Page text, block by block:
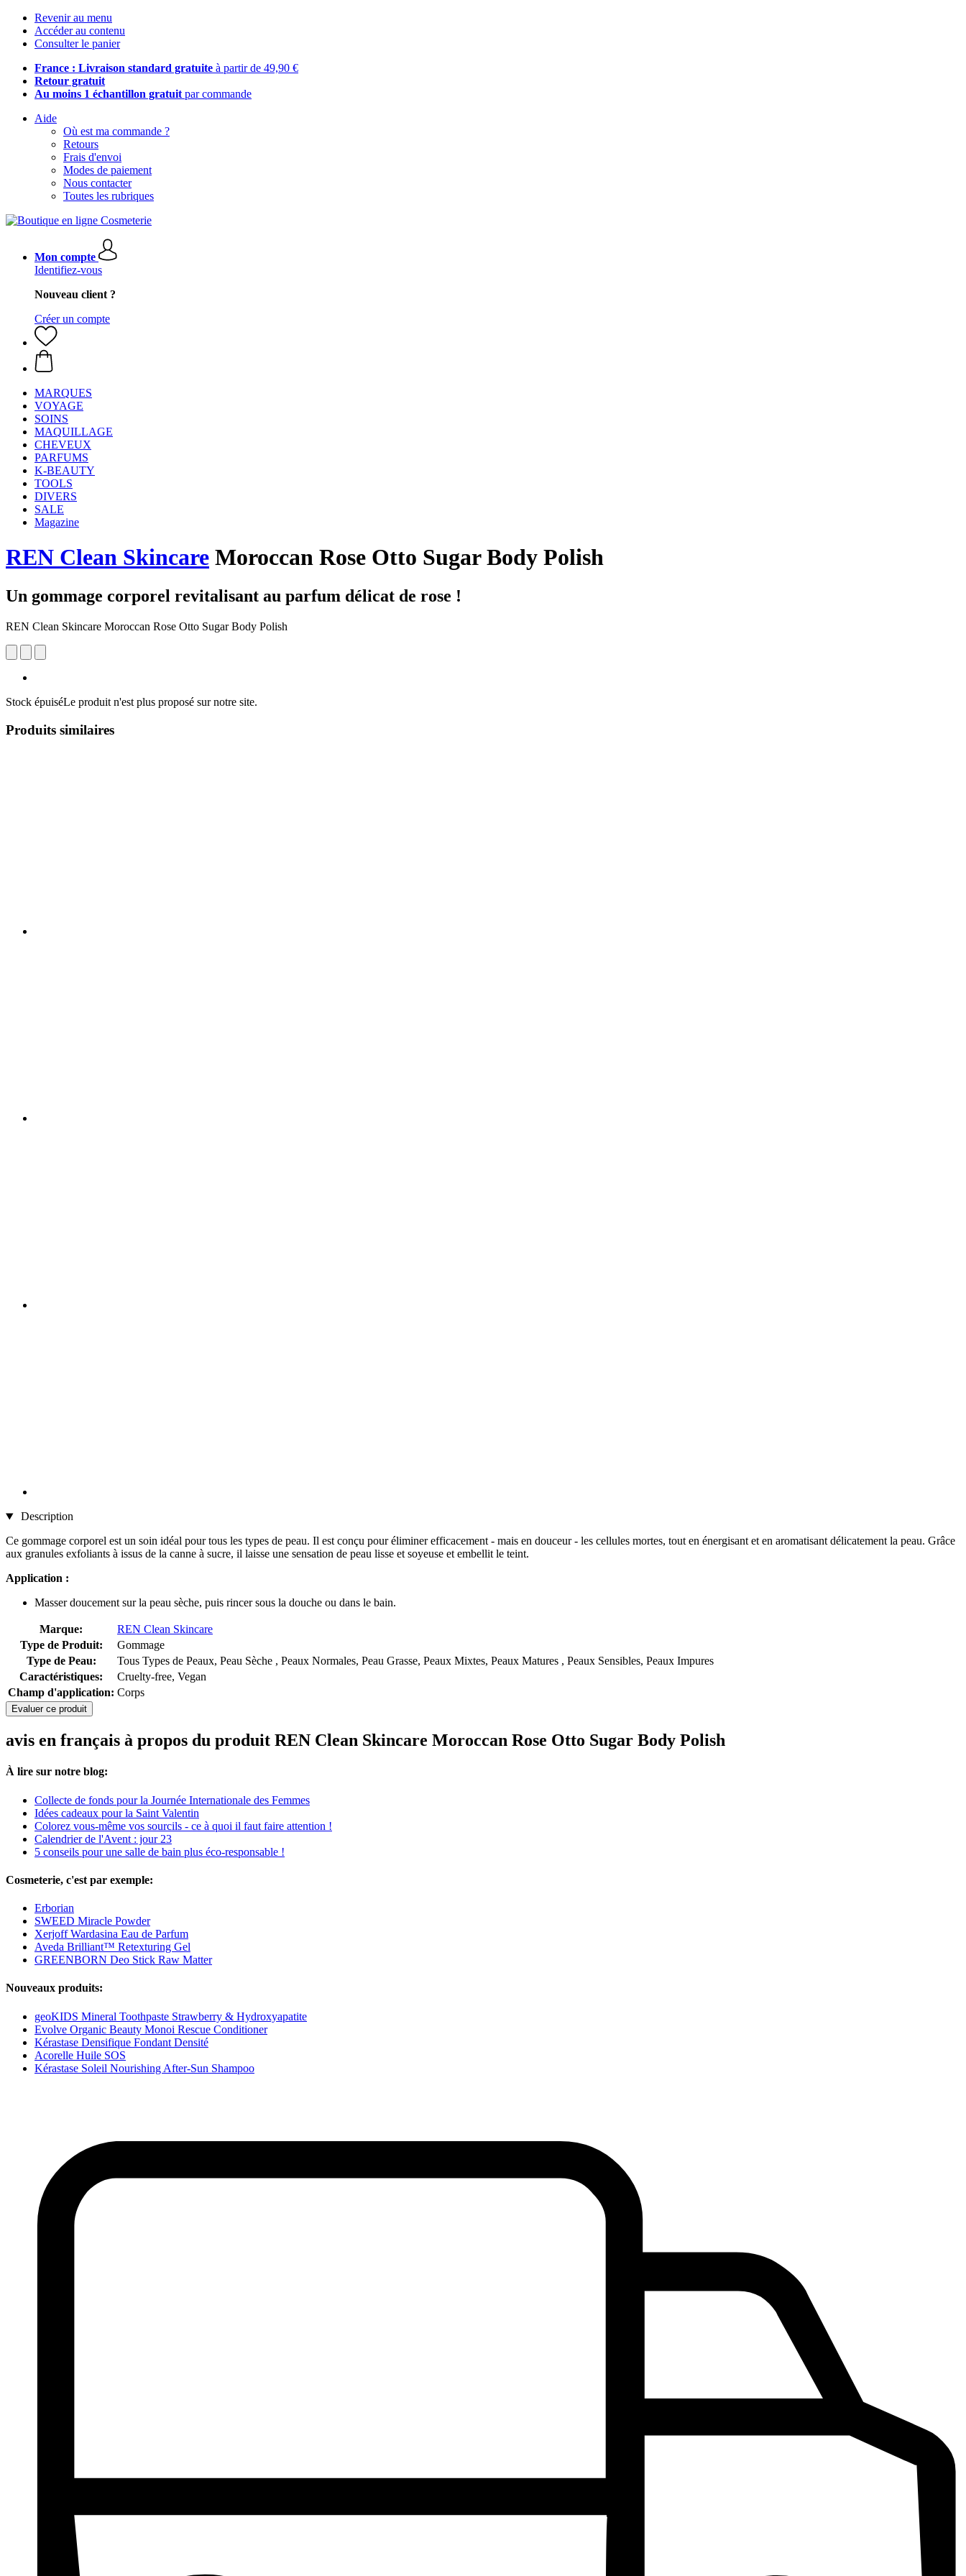
Revenir au menu
Accéder au contenu
Consulter le panier
France : Livraison standard gratuite à partir de 49,90 €
Retour gratuit
Au moins 1 échantillon gratuit par commande
Aide
Où est ma commande ?
Retours
Frais d'envoi
Modes de paiement
Nous contacter
Toutes les rubriques
Mon compte
Identifiez-vous
Nouveau client ?
Créer un compte
MARQUES
VOYAGE
SOINS
MAQUILLAGE
CHEVEUX
PARFUMS
K-BEAUTY
TOOLS
DIVERS
SALE
Magazine
REN Clean Skincare Moroccan Rose Otto Sugar Body Polish
Un gommage corporel revitalisant au parfum délicat de rose !
REN Clean Skincare Moroccan Rose Otto Sugar Body Polish
Stock épuiséLe produit n'est plus proposé sur notre site.
Produits similaires
Description
Ce gommage corporel est un soin idéal pour tous les types de peau. Il est conçu pour éliminer efficacement - mais en douceur - les cellules mortes, tout en énergisant et en aromatisant délicatement la peau. Grâce
aux granules exfoliants à issus de la canne à sucre, il laisse une sensation de peau lisse et soyeuse et embellit le teint.
Application :
Masser doucement sur la peau sèche, puis rincer sous la douche ou dans le bain.
Marque:
REN Clean Skincare
Type de Produit:
Gommage
Type de Peau:
Tous Types de Peaux, Peau Sèche , Peaux Normales, Peau Grasse, Peaux Mixtes, Peaux Matures , Peaux Sensibles, Peaux Impures
Caractéristiques:
Cruelty-free, Vegan
Champ d'application: Corps
Evaluer ce produit
avis en français à propos du produit REN Clean Skincare Moroccan Rose Otto Sugar Body Polish
À lire sur notre blog:
Collecte de fonds pour la Journée Internationale des Femmes
Idées cadeaux pour la Saint Valentin
Colorez vous-même vos sourcils - ce à quoi il faut faire attention !
Calendrier de l'Avent : jour 23
5 conseils pour une salle de bain plus éco-responsable !
Cosmeterie, c'est par exemple:
Erborian
SWEED Miracle Powder
Xerjoff Wardasina Eau de Parfum
Aveda Brilliant™ Retexturing Gel
GREENBORN Deo Stick Raw Matter
Nouveaux produits:
geoKIDS Mineral Toothpaste Strawberry & Hydroxyapatite
Evolve Organic Beauty Monoi Rescue Conditioner
Kérastase Densifique Fondant Densité
Acorelle Huile SOS
Kérastase Soleil Nourishing After-Sun Shampoo